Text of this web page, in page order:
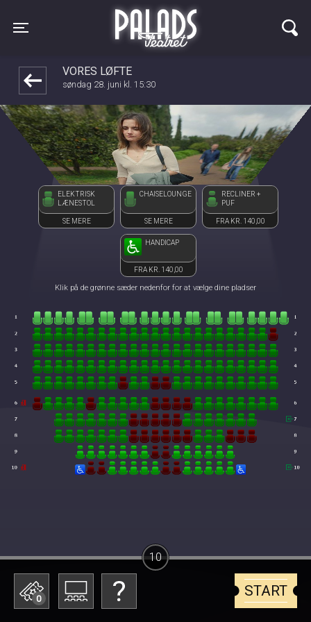
Toggle navigation
Palads Teatret
VORES LØFTE
søndag 28. juni kl. 15:30
ELEKTRISK
LÆNESTOL
SE MERE
CHAISELOUNGE
SE MERE
RECLINER +
PUF
FRA KR. 140,00
HANDICAP
FRA KR. 140,00
Klik på de grønne sæder nedenfor for at vælge dine pladser
0 START
10
1step-front02 044410